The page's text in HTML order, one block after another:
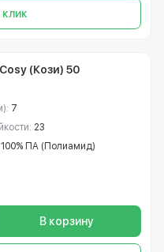
клик
(Кози) 50
7
23
100% ПА (Полиамид)
В корзину